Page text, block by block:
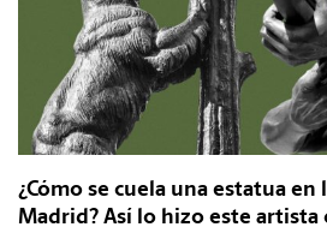
¿Cómo se cuela una estatua en
Madrid? Así lo hizo este